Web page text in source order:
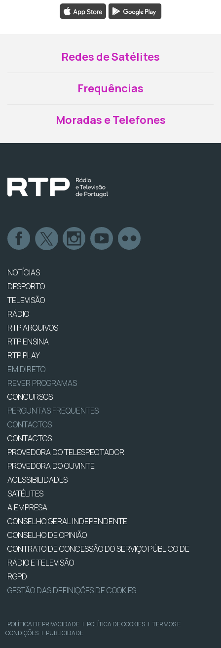
Redes de Satélites
Frequências
Moradas e Telefones
NOTÍCIAS
DESPORTO
TELEVISÃO
RÁDIO
RTP ARQUIVOS
RTP ENSINA
RTP PLAY
EM DIRETO
REVER PROGRAMAS
CONCURSOS
PERGUNTAS FREQUENTES
CONTACTOS
CONTACTOS
PROVEDORA DO TELESPECTADOR
PROVEDORA DO OUVINTE
ACESSIBILIDADES
SATÉLITES
A EMPRESA
CONSELHO GERAL INDEPENDENTE
CONSELHO DE OPINIÃO
CONTRATO DE CONCESSÃO DO SERVIÇO PÚBLICO DE
RÁDIO E TELEVISÃO
RGPD
GESTÃO DAS DEFINIÇÕES DE COOKIES
POLÍTICA DE PRIVACIDADE | POLÍTICA DE COOKIES | TERMOS E
CONDIÇÕES | PUBLICIDADE